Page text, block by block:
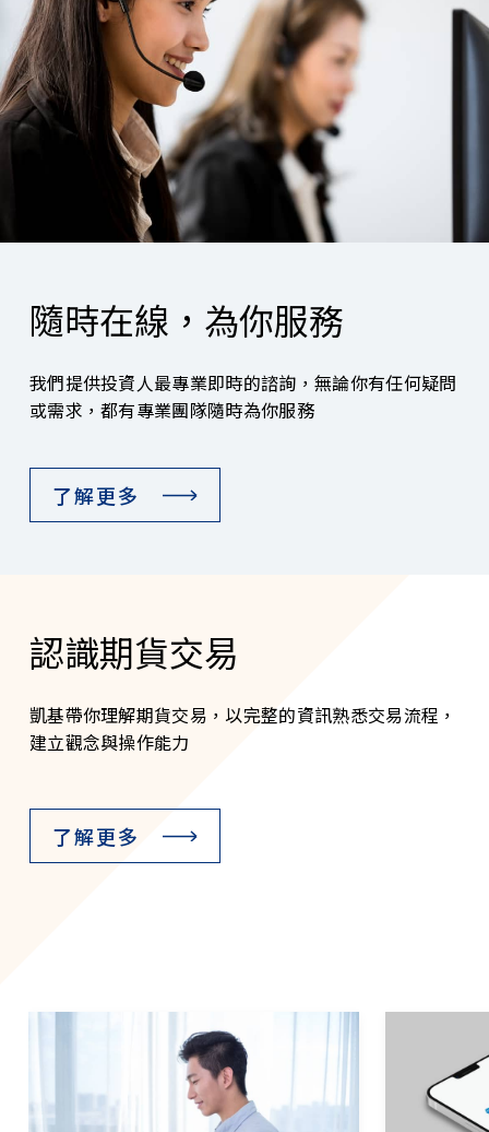
隨時在線，為你服務
我們提供投資人最專業即時的諮詢，無論你有任何疑問
或需求，都有專業團隊隨時為你服務
了解更多
認識期貨交易
凱基帶你理解期貨交易，以完整的資訊熟悉交易流程，
建立觀念與操作能力
了解更多